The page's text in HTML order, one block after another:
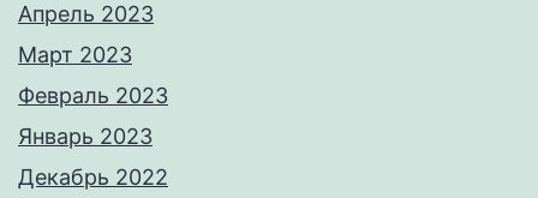
Апрель 2023
Март 2023
Февраль 2023
Январь 2023
Декабрь 2022